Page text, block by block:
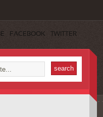
FACEBOOK TWITTER